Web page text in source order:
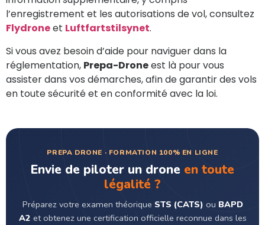
l’enregistrement et les autorisations de vol, consultez
Flydroneet Luftfartstilsynet.
Si vous avez besoin d’aide pour naviguer dans la
réglementation, Prepa-Droneest là pour vous
assister dans vos démarches, afin de garantir des vols
en toute sécurité et en conformité avec la loi.
PREPA DRONE · FORMATION 100% EN LIGNE
Envie de piloter un drone en toute
légalité ?
Préparez votre examen théorique STS (CATS) ou BAPD
A2 et obtenez une certification officielle reconnue dans les